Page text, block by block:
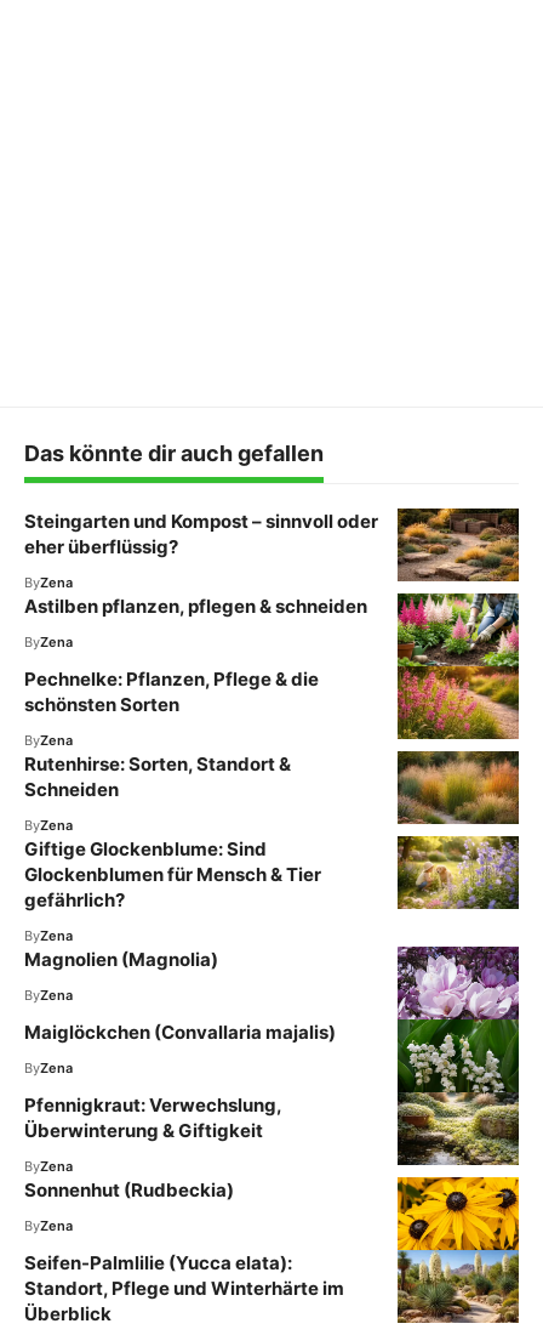
Das könnte dir auch gefallen
Steingarten und Kompost – sinnvoll oder
eher überflüssig?
ByZena
Astilben pflanzen, pflegen & schneiden
ByZena
Pechnelke: Pflanzen, Pflege & die
schönsten Sorten
ByZena
Rutenhirse: Sorten, Standort &
Schneiden
ByZena
Giftige Glockenblume: Sind
Glockenblumen für Mensch & Tier
gefährlich?
ByZena
Magnolien (Magnolia)
ByZena
Maiglöckchen (Convallaria majalis)
ByZena
Pfennigkraut: Verwechslung,
Überwinterung & Giftigkeit
ByZena
Sonnenhut (Rudbeckia)
ByZena
Seifen-Palmlilie (Yucca elata):
Standort, Pflege und Winterhärte im
Überblick